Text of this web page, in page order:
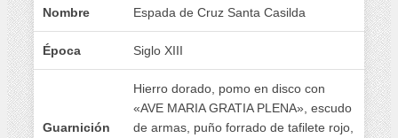
Nombre Espada de Cruz Santa Casilda
Época Siglo XIII
Guarnición
Hierro dorado, pomo en disco con
«AVE MARIA GRATIA PLENA», escudo
de armas, puño forrado de tafilete rojo,